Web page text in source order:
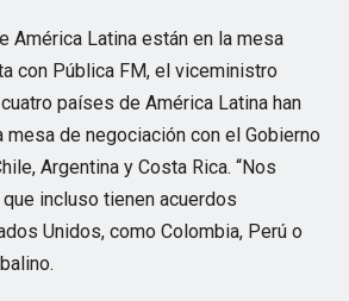
América Latina están en la mesa
con Pública FM, el viceministro
países de América Latina han
de negociación con el Gobierno
Argentina y Costa Rica. “Nos
incluso tienen acuerdos
Unidos, como Colombia, Perú o